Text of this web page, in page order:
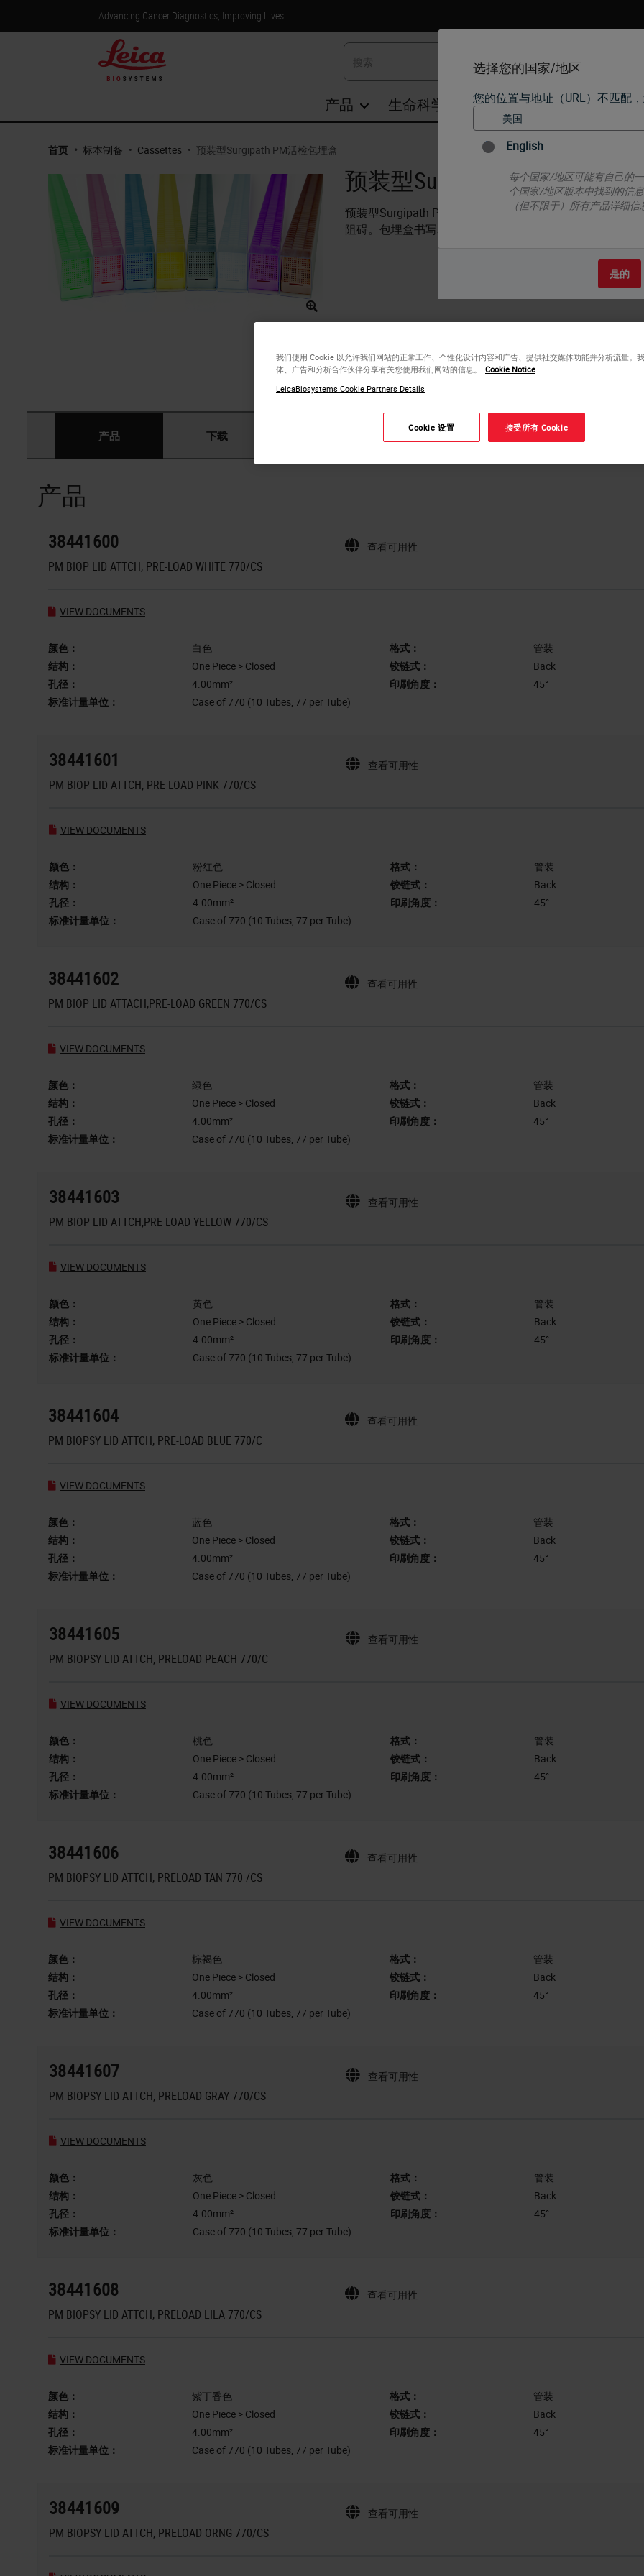
Advancing Cancer Diagnostics, Improving Lives
选择您的国家/地区
您的位置与地址（URL）不匹配
English
每个国家/地区可能有自己的
个国家/地区版本中找到的信
（但不限于）所有产品详细
是的
产品 生命科学 教育 支持 联系我们
首页 • 标本制备 • Cassettes • 预装型Surgipath PM活检包埋盒
预装型Surgipath PM活检包埋
预装型Surgipath PM活检包埋盒适用于自动包埋盒打印机
阻碍。包埋盒书写表面45°，1箱770个，10管，每管77个
产品 下载
产品
38441600
PM BIOP LID ATTCH, PRE-LOAD WHITE 770/CS
查看可用性
VIEW DOCUMENTS
颜色： 白色 格式：
管装
结构：
One Piece > Closed 铰链式：
Back
孔径：
4.00mm² 印刷角度：
45°
标准计量单位：
Case of 770 (10 Tubes, 77 per Tube)
38441601
PM BIOP LID ATTCH, PRE-LOAD PINK 770/CS
查看可用性
VIEW DOCUMENTS
颜色： 粉红色 格式：
管装
结构：
One Piece > Closed 铰链式：
Back
孔径：
4.00mm² 印刷角度：
45°
标准计量单位：
Case of 770 (10 Tubes, 77 per Tube)
38441602
PM BIOP LID ATTACH,PRE-LOAD GREEN 770/CS
查看可用性
VIEW DOCUMENTS
颜色： 绿色 格式：
管装
结构：
One Piece > Closed 铰链式：
Back
孔径：
4.00mm² 印刷角度：
45°
标准计量单位：
Case of 770 (10 Tubes, 77 per Tube)
38441603
PM BIOP LID ATTCH,PRE-LOAD YELLOW 770/CS
查看可用性
VIEW DOCUMENTS
颜色： 黄色 格式：
管装
结构：
One Piece > Closed 铰链式：
Back
孔径：
4.00mm² 印刷角度：
45°
标准计量单位：
Case of 770 (10 Tubes, 77 per Tube)
38441604
PM BIOPSY LID ATTCH, PRE-LOAD BLUE 770/C
查看可用性
VIEW DOCUMENTS
颜色： 蓝色 格式：
管装
结构：
One Piece > Closed 铰链式：
Back
孔径：
4.00mm² 印刷角度：
45°
标准计量单位：
Case of 770 (10 Tubes, 77 per Tube)
38441605
PM BIOPSY LID ATTCH, PRELOAD PEACH 770/C
查看可用性
VIEW DOCUMENTS
颜色： 桃色 格式：
管装
结构：
One Piece > Closed 铰链式：
Back
孔径：
4.00mm² 印刷角度：
45°
标准计量单位：
Case of 770 (10 Tubes, 77 per Tube)
38441606
PM BIOPSY LID ATTCH, PRELOAD TAN 770 /CS
查看可用性
VIEW DOCUMENTS
颜色： 棕褐色 格式：
管装
结构：
One Piece > Closed 铰链式：
Back
孔径：
4.00mm² 印刷角度：
45°
标准计量单位：
Case of 770 (10 Tubes, 77 per Tube)
38441607
PM BIOPSY LID ATTCH, PRELOAD GRAY 770/CS
查看可用性
VIEW DOCUMENTS
颜色： 灰色 格式：
管装
结构：
One Piece > Closed 铰链式：
Back
孔径：
4.00mm² 印刷角度：
45°
标准计量单位：
Case of 770 (10 Tubes, 77 per Tube)
38441608
PM BIOPSY LID ATTCH, PRELOAD LILA 770/CS
查看可用性
VIEW DOCUMENTS
颜色： 紫丁香色 格式：
管装
结构：
One Piece > Closed 铰链式：
Back
孔径：
4.00mm² 印刷角度：
45°
标准计量单位：
Case of 770 (10 Tubes, 77 per Tube)
38441609
PM BIOPSY LID ATTCH, PRELOAD ORNG 770/CS
查看可用性
我们使用 Cookie 以允许我们网站的正常工作、个性化设计内容和广告、提供社交媒体功能并分析流量。
体、广告和分析合作伙伴分享有关您使用我们网站的信息。
Cookie Notice
LeicaBiosystems Cookie Partners Details
Cookie 设置 接受所有 Cookie